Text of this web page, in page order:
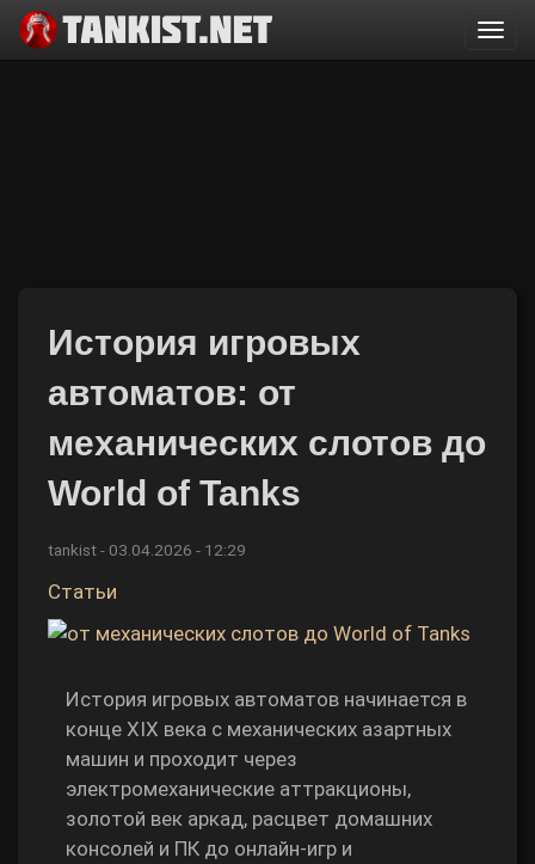
История игровых
автоматов: от
механических слотов до
World of Tanks
tankist- 03.04.2026 - 12:29
Статьи
История игровых автоматов начинается в
конце XIX века с механических азартных
машин и проходит через
электромеханические аттракционы,
золотой век аркад, расцвет домашних
консолей и ПК до онлайн‑игр и